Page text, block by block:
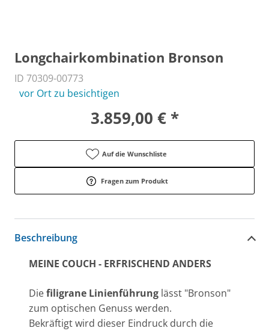
Longchairkombination Bronson
ID 70309-00773
vor Ort zu besichtigen
3.859,00 € *
Auf die Wunschliste
Fragen zum Produkt
Beschreibung
MEINE COUCH - ERFRISCHEND ANDERS
Diefiligrane Linienführung lässt "Bronson"
zum optischen Genuss werden.
Bekräftigt wird dieser Eindruck durch die